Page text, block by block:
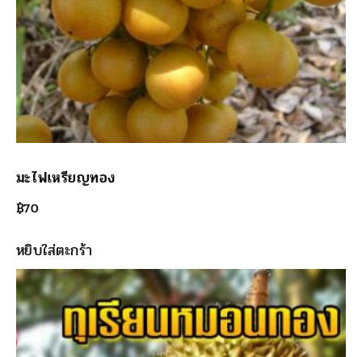
มะไฟเหรียญทอง
฿70
หยิบใส่ตะกร้า